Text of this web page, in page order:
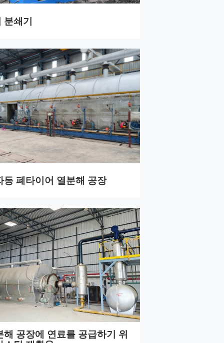
쇄기
동 폐타이어 열분해 공장
해 공장에 연료를 공급하기 위